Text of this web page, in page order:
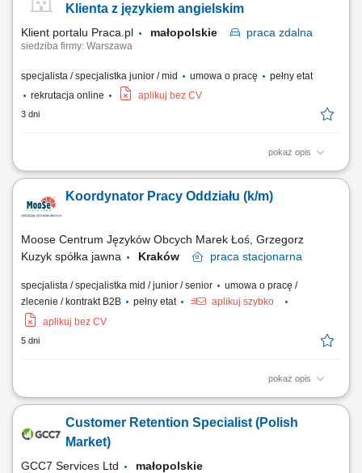
prawidłową organizację pracy. Współpraca z zespołem oraz dbanie o
Klienta z językiem angielskim
Klient portalu Praca.pl małopolskie praca zdalna
siedziba firmy: Warszawa
specjalista / specjalistka junior / mid umowa o pracę
pełny etat
rekrutacja online
aplikuj bez CV
3 dni
pokaż opis
zapewnianie profesjonalnej obsługi klienta w języku angielskim
użytkowników; odpowiadanie na pytania klientów i pomoc w
rozwiązywaniu bieżących problemów; diagnozowanie podstawowych
Koordynator Pracy Oddziału (k/m)
Moose Centrum Języków Obcych Marek Łoś, Grzegorz
Kuzyk spółka jawna
Kraków praca stacjonarna
specjalista / specjalistka mid / junior / senior
umowa o pracę /
zlecenie / kontrakt B2B
pełny etat
aplikuj szybko
aplikuj bez CV
5 dni
pokaż opis
JEŚLI: jesteś osobą komunikatywną i dobrze zorganizowaną; sprawnie
wysoka kultura osobista, optymizm, uśmiech; nie boisz się pracy i
wyzwań; jesteś przedsiębiorczy, wykazujesz inicjatywę; dodatkowym
Customer Retention Specialist (Polish
Market)
GCC7 Services Ltd małopolskie